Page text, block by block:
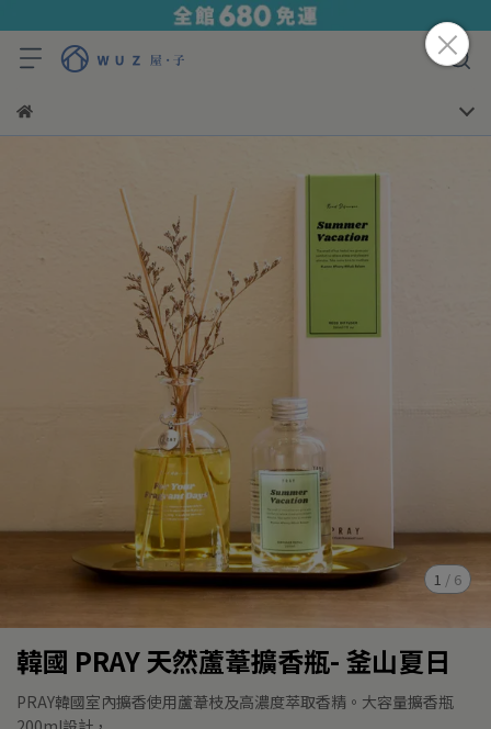
1 / 6
韓國 PRAY 天然蘆葦擴香瓶- 釜山夏日
PRAY韓國室內擴香使用蘆葦枝及高濃度萃取香精。大容量擴香瓶